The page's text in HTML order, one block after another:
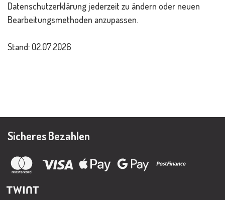
Datenschutzerklärung jederzeit zu ändern oder neuen
Bearbeitungsmethoden anzupassen.
Stand: 02.07.2026
Sicheres Bezahlen